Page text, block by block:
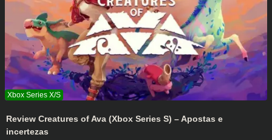
Review Creatures of Ava (Xbox Series S) – Apostas e
incertezas